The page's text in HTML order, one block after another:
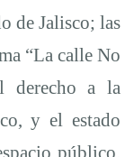
de Jalisco; las
“La calle No
derecho a la
y el estado
público.